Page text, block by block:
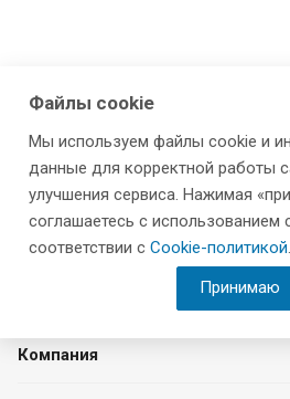
Компания
Файлы cookie
Мы используем файлы cookie и
данные для корректной работы
улучшения сервиса. Нажимая
соглашаетесь с использованием
соответствии с Cookie-политикой.
Принимаю